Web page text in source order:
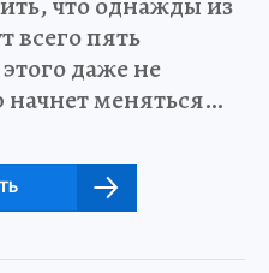
всего пять
даже не
начнет меняться…